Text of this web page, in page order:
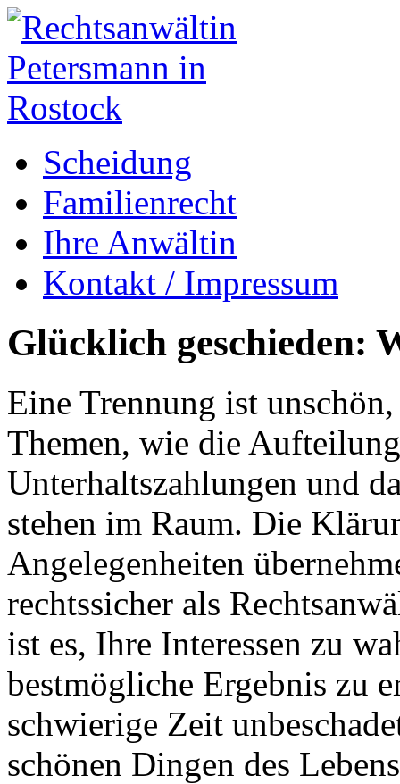
Scheidung
Familienrecht
Ihre Anwältin
Kontakt / Impressum
Glücklich geschieden:
Eine Trennung ist
Themen, wie die
Unterhaltszahlungen und
stehen im Raum. Die
Angelegenheiten
rechtssicher als
ist es, Ihre Interessen zu
bestmögliche Ergebnis zu
schwierige Zeit
schönen Dingen des